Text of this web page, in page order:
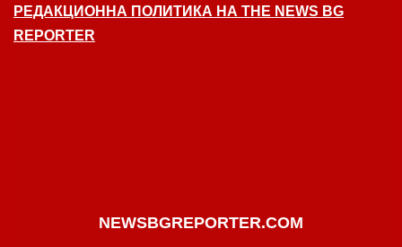
РЕДАКЦИОННА ПОЛИТИКА НА THE NEWS BG
REPORTER
NEWSBGREPORTER.COM